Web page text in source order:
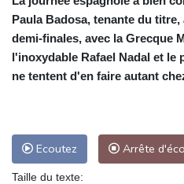
Paula Badosa, tenante du
demi-finales, avec la Grecque
l'inoxydable Rafael Nadal et le
ne tentent d'en faire autant
Ecoutez Arrête
Taille du texte: